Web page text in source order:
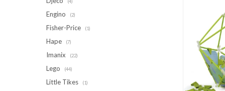
(4)
Engino (2)
Fisher-Price (1)
Hape (7)
Imanix (22)
Lego (44)
Little Tikes (1)